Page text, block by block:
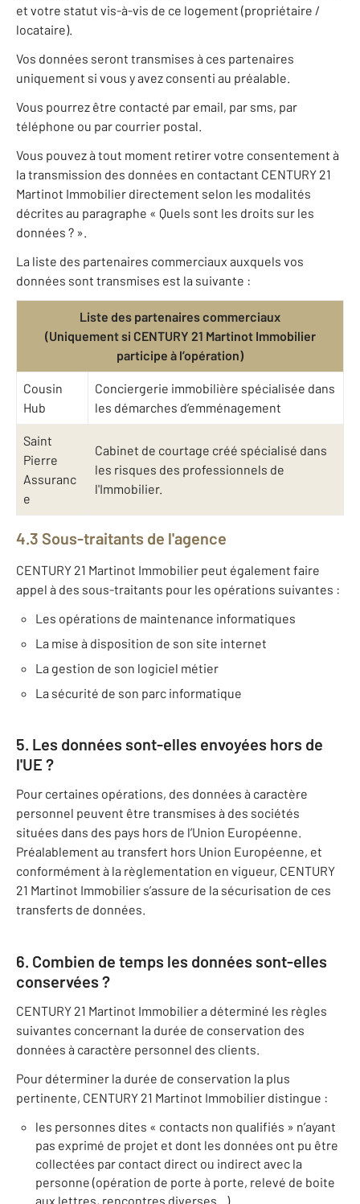
et votre statut vis-à-vis de ce logement (propriétaire /
locataire).
Vos données seront transmises à ces partenaires
uniquement si vous y avez consenti au préalable.
Vous pourrez être contacté par email, par sms, par
téléphone ou par courrier postal.
Vous pouvez à tout moment retirer votre consentement à
la transmission des données en contactant CENTURY 21
Martinot Immobilier directement selon les modalités
décrites au paragraphe « Quels sont les droits sur les
données ? ».
La liste des partenaires commerciaux auxquels vos
données sont transmises est la suivante :
Liste des partenaires commerciaux
(Uniquement si CENTURY 21 Martinot Immobilier
participe à l’opération)
Cousin
Hub
Conciergerie immobilière spécialisée dans
les démarches d’emménagement
Saint
Pierre
Assuranc
e
Cabinet de courtage créé spécialisé dans
les risques des professionnels de
l'Immobilier.
4.3 Sous-traitants de l'agence
CENTURY 21 Martinot Immobilier peut également faire
appel à des sous-traitants pour les opérations suivantes :
Les opérations de maintenance informatiques
La mise à disposition de son site internet
La gestion de son logiciel métier
La sécurité de son parc informatique
5. Les données sont-elles envoyées hors de
l'UE ?
Pour certaines opérations, des données à caractère
personnel peuvent être transmises à des sociétés
situées dans des pays hors de l’Union Européenne.
Préalablement au transfert hors Union Européenne, et
conformément à la règlementation en vigueur, CENTURY
21 Martinot Immobilier s’assure de la sécurisation de ces
transferts de données.
6. Combien de temps les données sont-elles
conservées ?
CENTURY 21 Martinot Immobilier a déterminé les règles
suivantes concernant la durée de conservation des
données à caractère personnel des clients.
Pour déterminer la durée de conservation la plus
pertinente, CENTURY 21 Martinot Immobilier distingue :
les personnes dites « contacts non qualifiés » n’ayant
pas exprimé de projet et dont les données ont pu être
collectées par contact direct ou indirect avec la
personne (opération de porte à porte, relevé de boite
aux lettres, rencontres diverses...)